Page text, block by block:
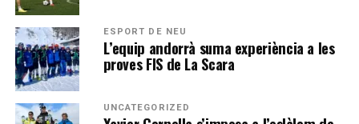
ESPORT DE NEU
L’equip andorrà suma experiència a les
proves FIS de La Scara
UNCATEGORIZED